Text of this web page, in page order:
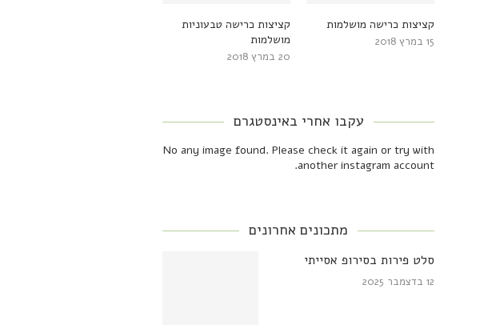
קציצות כרישה טבעוניות
מושלמות
20 במרץ 2018
קציצות כרישה מושלמות
15 במרץ 2018
עקבו אחרי באינסטגרם
No any image found. Please check it again or try with
another instagram account.
מתכונים אחרונים
סלט פירות בסירופ אסייתי
12 בדצמבר 2025